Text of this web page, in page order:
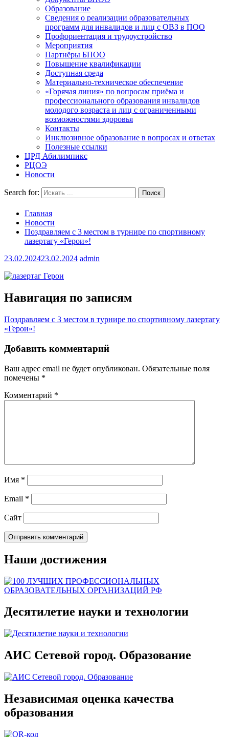
Образование
Сведения о реализации образовательных
программ для инвалидов и лиц с ОВЗ в ПОО
Профориентация и трудоустройство
Мероприятия
Партнёры БПОО
Повышение квалификации
Доступная среда
Материально-техническое обеспечение
«Горячая линия» по вопросам приёма и
профессионального образования инвалидов
молодого возраста и лиц с ограниченными
возможностями здоровья
Контакты
Инклюзивное образование в вопросах и ответах
Полезные ссылки
ЦРД Абилимпикс
РЦОЭ
Новости
Search for:
Главная
Новости
Поздравляем с 3 местом в турнире по спортивному
лазертагу «Герои»!
23.02.202423.02.2024 admin
Навигация по записям
Поздравляем с 3 местом в турнире по спортивному лазертагу
«Герои»!
Добавить комментарий
Ваш адрес email не будет опубликован. Обязательные поля
помечены *
Комментарий *
Имя *
Email *
Сайт
Наши достижения
Десятилетие науки и технологии
АИС Сетевой город. Образование
Независимая оценка качества
образования